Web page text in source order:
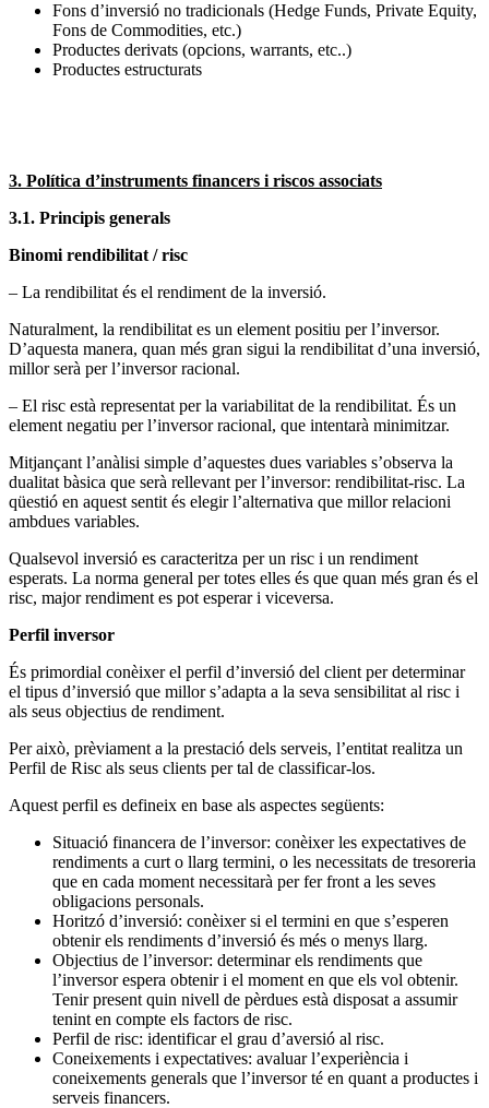
Fons d’inversió no tradicionals (Hedge Funds, Private Equity,
Fons de Commodities, etc.)
Productes derivats (opcions, warrants, etc..)
Productes estructurats
3. Política d’instruments financers i riscos associats
3.1. Principis generals
Binomi rendibilitat / risc
– La rendibilitat és el rendiment de la inversió.
Naturalment, la rendibilitat es un element positiu per l’inversor.
D’aquesta manera, quan més gran sigui la rendibilitat d’una inversió,
millor serà per l’inversor racional.
– El risc està representat per la variabilitat de la rendibilitat. És un
element negatiu per l’inversor racional, que intentarà minimitzar.
Mitjançant l’anàlisi simple d’aquestes dues variables s’observa la
dualitat bàsica que serà rellevant per l’inversor: rendibilitat-risc. La
qüestió en aquest sentit és elegir l’alternativa que millor relacioni
ambdues variables.
Qualsevol inversió es caracteritza per un risc i un rendiment
esperats. La norma general per totes elles és que quan més gran és el
risc, major rendiment es pot esperar i viceversa.
Perfil inversor
És primordial conèixer el perfil d’inversió del client per determinar
el tipus d’inversió que millor s’adapta a la seva sensibilitat al risc i
als seus objectius de rendiment.
Per això, prèviament a la prestació dels serveis, l’entitat realitza un
Perfil de Risc als seus clients per tal de classificar-los.
Aquest perfil es defineix en base als aspectes següents:
Situació financera de l’inversor: conèixer les expectatives de
rendiments a curt o llarg termini, o les necessitats de tresoreria
que en cada moment necessitarà per fer front a les seves
obligacions personals.
Horitzó d’inversió: conèixer si el termini en que s’esperen
obtenir els rendiments d’inversió és més o menys llarg.
Objectius de l’inversor: determinar els rendiments que
l’inversor espera obtenir i el moment en que els vol obtenir.
Tenir present quin nivell de pèrdues està disposat a assumir
tenint en compte els factors de risc.
Perfil de risc: identificar el grau d’aversió al risc.
Coneixements i expectatives: avaluar l’experiència i
coneixements generals que l’inversor té en quant a productes i
serveis financers.